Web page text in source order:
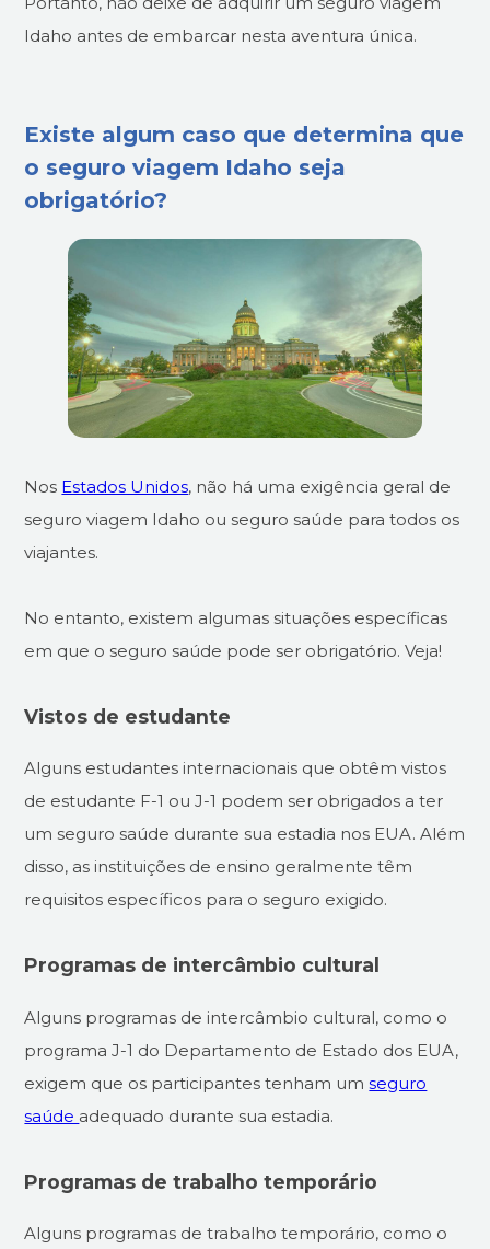
Idaho antes de embarcar nesta aventura única.
Existe algum caso que determina que
o seguro viagem Idaho seja
obrigatório?
Nos Estados Unidos, não há uma exigência geral de
seguro viagem Idaho ou seguro saúde para todos os
viajantes.
No entanto, existem algumas situações específicas
em que o seguro saúde pode ser obrigatório. Veja!
Vistos de estudante
Alguns estudantes internacionais que obtêm vistos
de estudante F-1 ou J-1 podem ser obrigados a ter
um seguro saúde durante sua estadia nos EUA. Além
disso, as instituições de ensino geralmente têm
requisitos específicos para o seguro exigido.
Programas de intercâmbio cultural
Alguns programas de intercâmbio cultural, como o
programa J-1 do Departamento de Estado dos EUA,
exigem que os participantes tenham umseguro
saúde adequado durante sua estadia.
Programas de trabalho temporário
Alguns programas de trabalho temporário, como o